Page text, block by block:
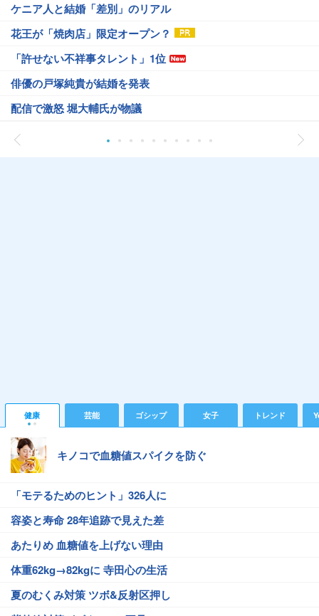
ケニア人と結婚「差別」のリアル
花王が「焼肉店」限定オープン？
「許せない不祥事タレント」1位
俳優の戸塚純貴が結婚を発表
配信で激怒 堀大輔氏が物議
健康 芸能 ゴシップ 女子 トレンド
キノコで血糖値スパイクを防ぐ
「モテるためのヒント」326人に
容姿と寿命 28年追跡で見えた差
あたりめ 血糖値を上げない理由
体重62kg→82kgに 寺田心の生活
夏のむくみ対策 ツボ&反射区押し